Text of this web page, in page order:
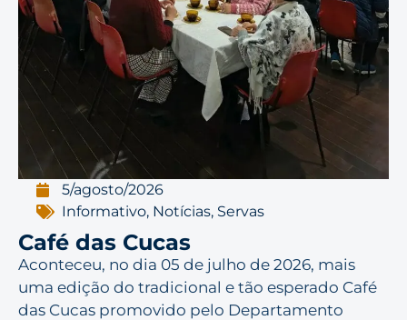
5/agosto/2026
Informativo, Notícias, Servas
Café das Cucas
Aconteceu, no dia 05 de julho de 2026, mais
uma edição do tradicional e tão esperado Café
das Cucas promovido pelo Departamento